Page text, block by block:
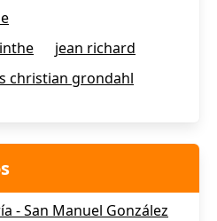
jean richard
christian grondahl
- San Manuel González